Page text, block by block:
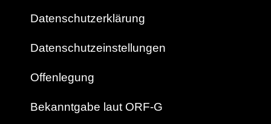
Datenschutzerklärung
Datenschutzeinstellungen
Offenlegung
Bekanntgabe laut ORF-G